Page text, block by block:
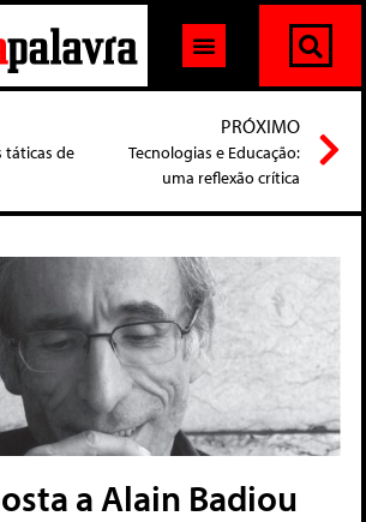
táticas de
PRÓXIMO
Tecnologias e Educação:
uma reflexão crítica
a Alain Badiou